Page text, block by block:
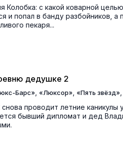
Колобка: с какой коварной
и попал в банду разбойников,
пекаря...
дедушке 2
Барс» «Люксор» «Пять звёзд»
снова проводит летние
бывший дипломат и дед